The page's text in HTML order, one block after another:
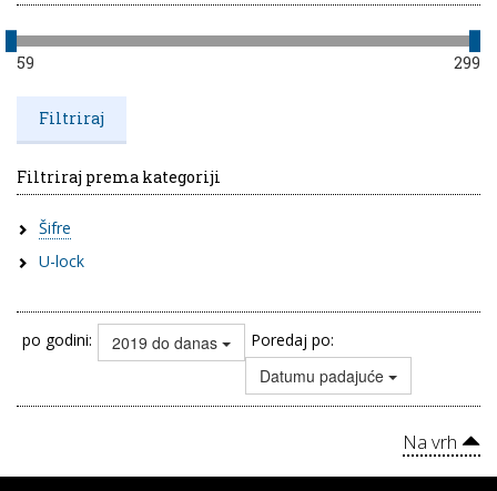
59 299
Filtriraj prema kategoriji
Šifre
U-lock
po godini: 2019 do danas Poredaj po:
Datumu padajuće
Na vrh